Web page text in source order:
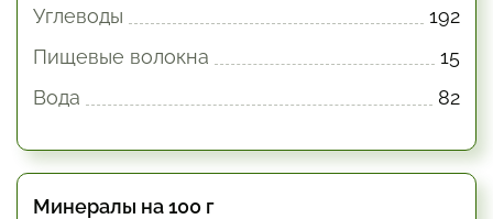
Углеводы
192
Пищевые волокна
15
Вода
82
Минералы на 100 г